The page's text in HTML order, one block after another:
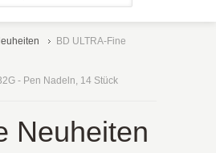
BD ULTRA-Fine
- Pen Nadeln, 14 Stück
Neuheiten